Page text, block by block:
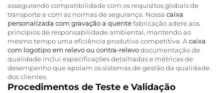
assegurando compatibilidade com os requisitos globais de
transporte e com as normas de segurança. Nossa caixa
personalizada com gravação a quentefabricação adere aos
princípios de responsabilidade ambiental, mantendo ao
mesmo tempo uma eficiência produtiva competitiva. Acaixa
com logotipo em relevo ou contra-relevodocumentação de
qualidade inclui especificações detalhadas e métricas de
desempenho que apoiam os sistemas de gestão da qualidade
dos clientes.
Procedimentos de Teste e Validação